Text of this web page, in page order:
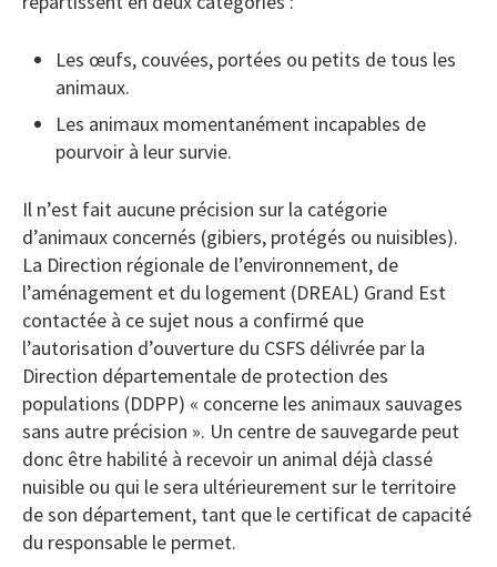
Les œufs, couvées, portées ou petits de tous les
animaux.
Les animaux momentanément incapables de
pourvoir à leur survie.
Il n’est fait aucune précision sur la catégorie
d’animaux concernés (gibiers, protégés ou nuisibles).
La Direction régionale de l’environnement, de
l’aménagement et du logement (DREAL) Grand Est
contactée à ce sujet nous a confirmé que
l’autorisation d’ouverture du CSFS délivrée par la
Direction départementale de protection des
populations (DDPP) « concerne les animaux sauvages
sans autre précision ». Un centre de sauvegarde peut
donc être habilité à recevoir un animal déjà classé
nuisible ou qui le sera ultérieurement sur le territoire
de son département, tant que le certificat de capacité
du responsable le permet.